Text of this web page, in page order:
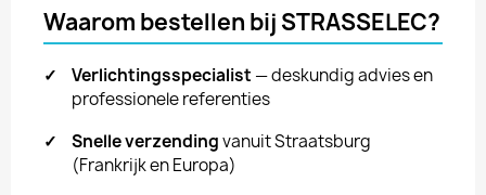
Waarom bestellen bij STRASSELEC?
✓ Verlichtingsspecialist — deskundig advies en
professionele referenties
✓
Snelle verzendingvanuit Straatsburg
(Frankrijk en Europa)